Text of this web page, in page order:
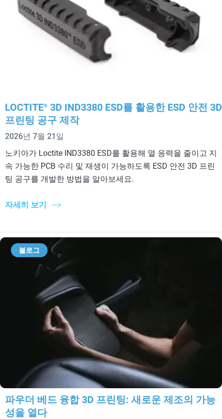
LOCTITE® 3D IND3380 ESD를 활용한 ESD 안전 3D
프린팅 공구 제작
2026년 7월 21일
노키아가 Loctite IND3380 ESD를 활용해 열 응력을 줄이고 지
속 가능한 PCB 수리 및 재생이 가능하도록 ESD 안전 3D 프린
팅 공구를 개발한 방법을 알아보세요.
자세히 보기
블로그
파우더 베드 융합 3D 프린팅: 새로운 제조의 가능
성을 열다